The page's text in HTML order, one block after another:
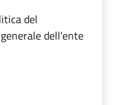
del
dell'ente